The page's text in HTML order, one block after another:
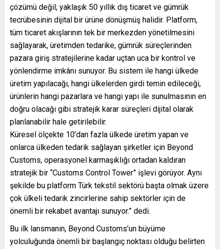
çözümü değil; yaklaşık 50 yıllık dış ticaret ve gümrük
tecrübesinin dijital bir ürüne dönüşmüş halidir. Platform,
tüm ticaret akışlarının tek bir merkezden yönetilmesini
sağlayarak, üretimden tedarike, gümrük süreçlerinden
pazara giriş stratejilerine kadar uçtan uca bir kontrol ve
yönlendirme imkânı sunuyor. Bu sistem ile hangi ülkede
üretim yapılacağı, hangi ülkelerden girdi temin edileceği,
ürünlerin hangi pazarlara ve hangi yapı ile sunulmasının en
doğru olacağı gibi stratejik karar süreçleri dijital olarak
planlanabilir hale getirilebilir.
Küresel ölçekte 10’dan fazla ülkede üretim yapan ve
onlarca ülkeden tedarik sağlayan şirketler için Beyond
Customs, operasyonel karmaşıklığı ortadan kaldıran
stratejik bir “Customs Control Tower” işlevi görüyor. Aynı
şekilde bu platform Türk tekstil sektörü başta olmak üzere
çok ülkeli tedarik zincirlerine sahip sektörler için de
önemli bir rekabet avantajı sunuyor.” dedi.
Bu ilk lansmanın, Beyond Customs’un büyüme
yolculuğunda önemli bir başlangıç noktası olduğu belirten